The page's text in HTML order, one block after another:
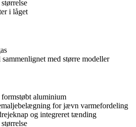
i låget
med større modeller
aluminium
for jævn varmefordeling
og integreret tænding